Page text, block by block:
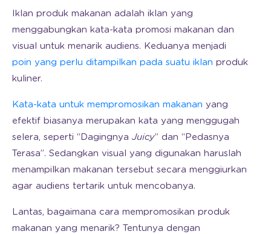
Iklan produk makanan adalah iklan yang
menggabungkan kata-kata promosi makanan dan
visual untuk menarik audiens. Keduanya menjadi
poin yang perlu ditampilkan pada suatu iklan produk
kuliner.
Kata-kata untuk mempromosikan makanan yang
efektif biasanya merupakan kata yang menggugah
selera, seperti “Dagingnya Juicy” dan “Pedasnya
Terasa”. Sedangkan visual yang digunakan haruslah
menampilkan makanan tersebut secara menggiurkan
agar audiens tertarik untuk mencobanya.
Lantas, bagaimana cara mempromosikan produk
makanan yang menarik? Tentunya dengan